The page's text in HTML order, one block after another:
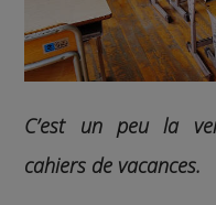
C’est un peu la
cahiers de vacances.